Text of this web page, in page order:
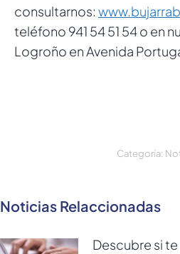
consultarnos:
teléfono 941 54 51 54 o en
Logroño en Avenida
Categoría:
Noticias Relaccionadas
Descubre si